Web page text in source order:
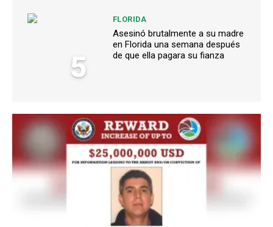
5
FLORIDA
Asesinó brutalmente a su madre
en Florida una semana después
de que ella pagara su fianza